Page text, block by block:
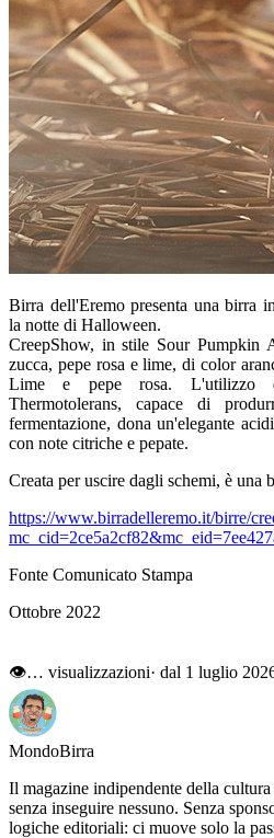
Birra dell'Eremo presenta una birra
la notte di Halloween.
CreepShow, in stile Sour Pumpkin
zucca, pepe rosa e lime, di color
Lime e pepe rosa. L'utilizzo
Thermotolerans, capace di
fermentazione, dona un'elegante
con note citriche e pepate.
Creata per uscire dagli schemi, è una
https://www.birradelleremo.it/birre/
Fonte Comunicato Stampa
Ottobre 2022
👁… visualizzazioni· dal 1 luglio
MondoBirra
Il magazine indipendente della
senza inseguire nessuno. Senza
logiche editoriali: ci muove solo la